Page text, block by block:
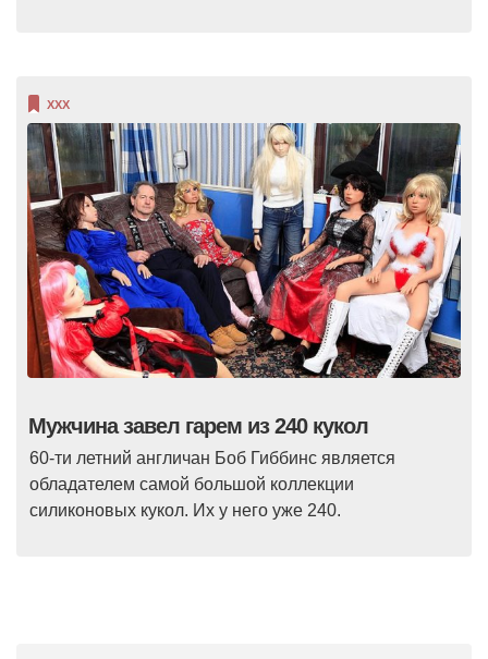
XXX
Мужчина завел гарем из 240 кукол
60-ти летний англичан Боб Гиббинс является
обладателем самой большой коллекции
силиконовых кукол. Их у него уже 240.